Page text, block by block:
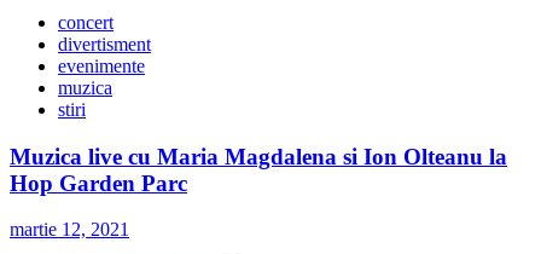
concert
divertisment
evenimente
muzica
stiri
Muzica live cu Maria Magdalena si Ion Olteanu la
Hop Garden Parc
martie 12, 2021